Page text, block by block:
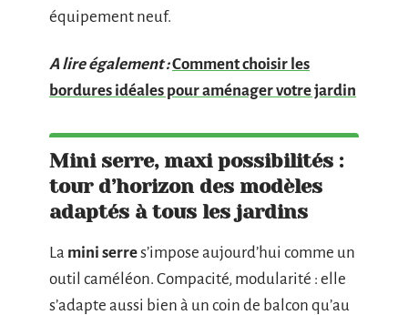
équipement neuf.
A lire également :Comment choisir les
bordures idéales pour aménager votre jardin
Mini serre, maxi possibilités :
tour d’horizon des modèles
adaptés à tous les jardins
La mini serres’impose aujourd’hui comme un
outil caméléon. Compacité, modularité : elle
s’adapte aussi bien à un coin de balcon qu’au